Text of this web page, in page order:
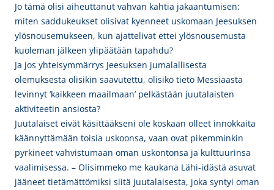
Jo tämä olisi aiheuttanut vahvan kahtia jakaantumisen:
miten saddukeukset olisivat kyenneet uskomaan Jeesuksen
ylösnousemukseen, kun ajattelivat ettei ylösnousemusta
kuoleman jälkeen ylipäätään tapahdu?
Ja jos yhteisymmärrys Jeesuksen jumalallisesta
olemuksesta olisikin saavutettu, olisiko tieto Messiaasta
levinnyt ’kaikkeen maailmaan’ pelkästään juutalaisten
aktiviteetin ansiosta?
Juutalaiset eivät käsittääkseni ole koskaan olleet innokkaita
käännyttämään toisia uskoonsa, vaan ovat pikemminkin
pyrkineet vahvistumaan oman uskontonsa ja kulttuurinsa
vaalimisessa. – Olisimmeko me kaukana Lähi-idästä asuvat
jääneet tietämättömiksi siitä juutalaisesta, joka syntyi oman